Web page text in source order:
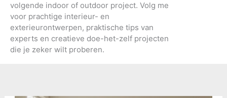
volgende indoor of outdoor project. Volg me
voor prachtige interieur- en
exterieurontwerpen, praktische tips van
experts en creatieve doe-het-zelf projecten
die je zeker wilt proberen.